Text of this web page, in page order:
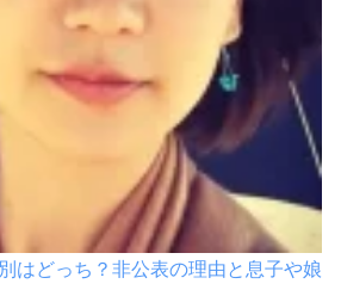
はどっち？非公表の理由と息子や娘